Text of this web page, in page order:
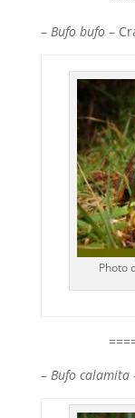
– Bufo bufo –
Photo
– Bufo calamita